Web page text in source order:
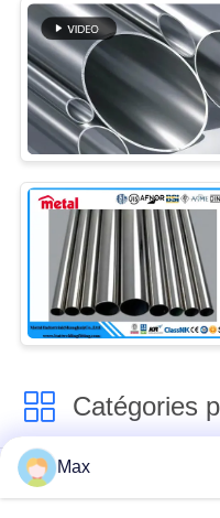
Catégories
Tuyau d'alliage de
Max